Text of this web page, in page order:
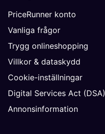
PriceRunner konto
Vanliga frågor
Trygg onlineshopping
Villkor & dataskydd
Cookie-inställningar
Digital Services Act (DSA)
Annonsinformation